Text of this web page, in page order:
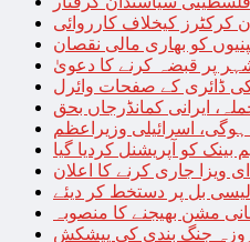
کو بھاری مالی نقصان
پر قبضہ کرنے کا دعویٰ
ڈائری کے صفحات وائرل
ایرانی کمانڈرجاں بحق
اسرائیلی وزیراعظم
کو آپریشنل کردیا گیا
ویزا جاری کرنے کا اعلان
بل پر دستخط کر دیئے